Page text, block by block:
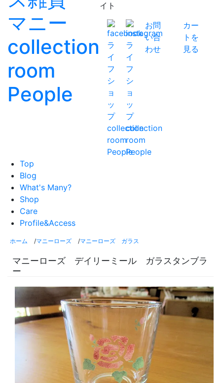
イト
お問
い合
わせ
カー
トを
見る
Top
Blog
What's Many?
Shop
Care
Profile&Access
ホーム /マニーローズ /マニーローズ ガラス
マニーローズ デイリーミール ガラスタンブラ
ー